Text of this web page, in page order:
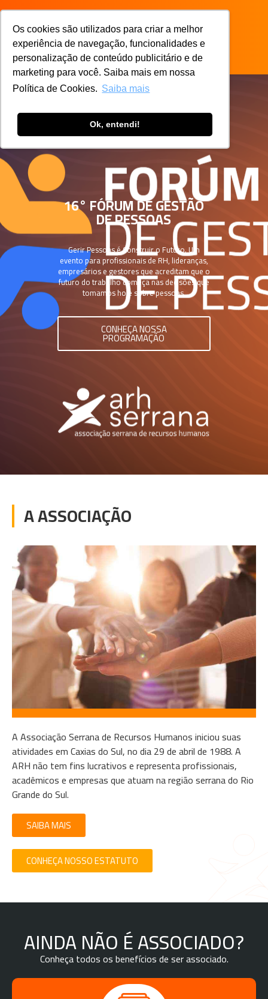
Os cookies são utilizados para criar a melhor
experiência de navegação, funcionalidades e
personalização de conteúdo publicitário e de
marketing para você. Saiba mais em nossa
Política de Cookies. Saiba mais
Ok, entendi!
16° FÓRUM DE GESTÃO
DE PESSOAS
Gerir Pessoas é Construir o Futuro. Um
evento para profissionais de RH, lideranças,
empresários e gestores que acreditam que o
futuro do trabalho começa nas decisões que
tomamos hoje sobre pessoas.
CONHEÇA NOSSA
PROGRAMAÇÃO
A ASSOCIAÇÃO
A Associação Serrana de Recursos Humanos iniciou suas
atividades em Caxias do Sul, no dia 29 de abril de 1988. A
ARH não tem fins lucrativos e representa profissionais,
acadêmicos e empresas que atuam na região serrana do Rio
Grande do Sul.
SAIBA MAIS
CONHEÇA NOSSO ESTATUTO
AINDA NÃO É ASSOCIADO?
Conheça todos os benefícios de ser associado.